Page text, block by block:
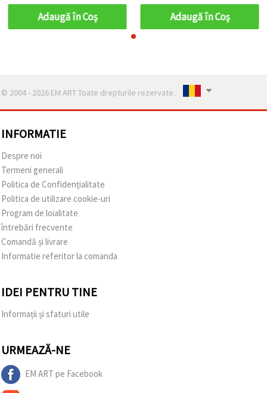
Adaugă în Coş Adaugă în Coş
© 2004 - 2026 EM ART Toate drepturile rezervate..
INFORMATIE
Despre noi
Termeni generali
Politica de Confidențialitate
Politica de utilizare cookie-uri
Program de loialitate
întrebări frecvente
Comandă și livrare
Informatie referitor la comanda
IDEI PENTRU TINE
Informații și sfaturi utile
URMEAZĂ-NE
EM ART pe Facebook